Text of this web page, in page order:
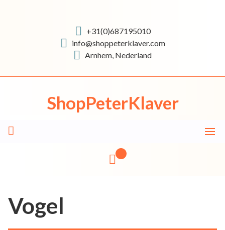
+31(0)687195010
info@shoppeterklaver.com
Arnhem, Nederland
ShopPeterKlaver
Vogel